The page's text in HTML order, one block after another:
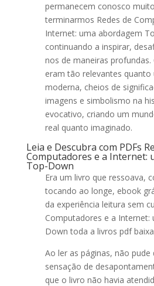
permanecem conosco
terminarmos Redes de
Internet: uma abordagem
continuando a inspirar,
nos de maneiras
eram tão relevantes quanto
moderna, cheios de
imagens e simbolismo na
evocativo, criando um
real quanto imaginado.
Leia e Descubra com PDFs
Computadores e a Internet:
Top-Down
Era um livro que ressoava,
tocando ao longe, ebook
da experiência leitura sem
Computadores e a
Down toda a livros pdf
Ao ler as páginas, não
sensação de
que o livro não havia